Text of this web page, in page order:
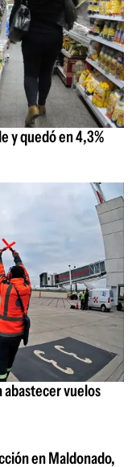
y quedó en 4,3%
vuelos
en Maldonado,